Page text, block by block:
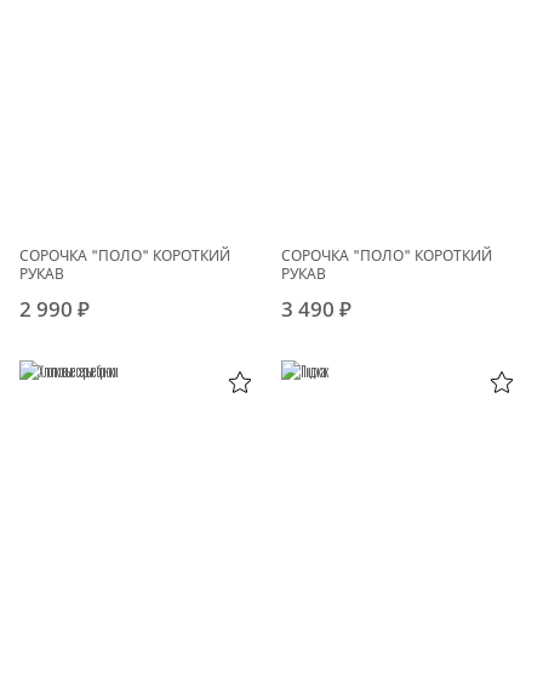
СОРОЧКА "ПОЛО" КОРОТКИЙ
РУКАВ
2 990 ₽
СОРОЧКА "ПОЛО" КОРОТКИЙ
РУКАВ
3 490 ₽